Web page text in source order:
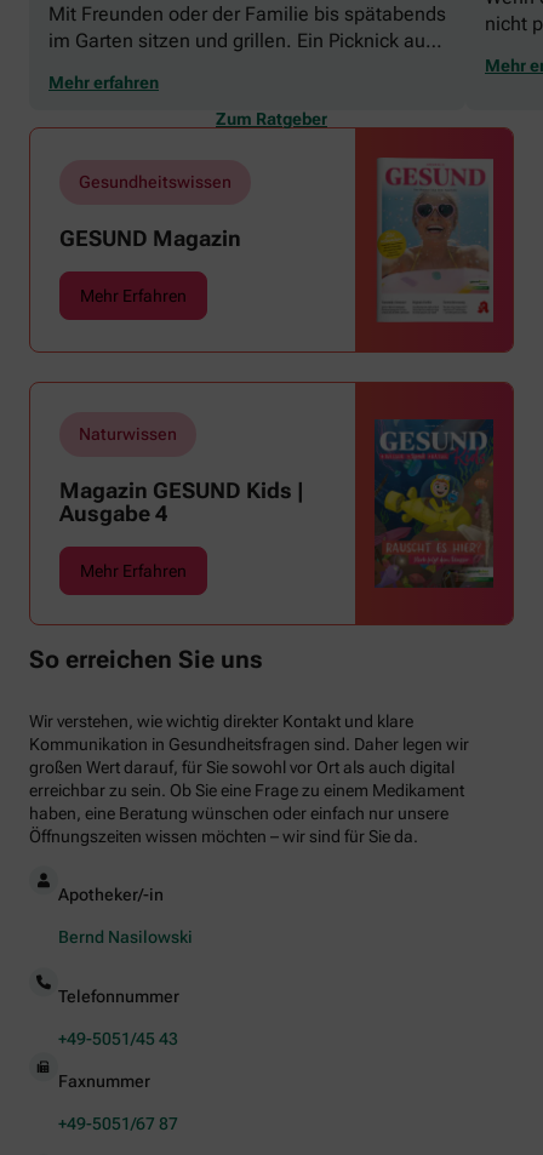
Mit Freunden oder der Familie bis spätabends
im Garten sitzen und grillen. Ein Picknick auf
den See gleiten oder eine Radtour durch die
blühende Landschaft unternehmen … Der
Doch manchmal macht er uns auch ganz
schön zu schaffen. Wenn die Temperaturen
tagsüber auf mehr als 30 Grad klettern und
uns warme Tropennächte den Schlaf rauben,
sehnen wir uns oft nach einem erfrischenden
Regenschauer und Abkühlung.
Mehr erfahren
nicht
Mehr
Zum Ratgeber
Gesundheitswissen
GESUND Magazin
Mehr Erfahren
Naturwissen
Magazin GESUND Kids |
Ausgabe 4
Mehr Erfahren
So erreichen Sie uns
Wir verstehen, wie wichtig direkter Kontakt und klare
Kommunikation in Gesundheitsfragen sind. Daher legen wir
großen Wert darauf, für Sie sowohl vor Ort als auch digital
erreichbar zu sein. Ob Sie eine Frage zu einem Medikament
haben, eine Beratung wünschen oder einfach nur unsere
Öffnungszeiten wissen möchten – wir sind für Sie da.
Apotheker/-in
Bernd Nasilowski
Telefonnummer
+49-5051/45 43
Faxnummer
+49-5051/67 87